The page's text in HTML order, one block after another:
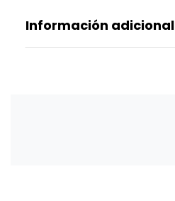
Información adicional